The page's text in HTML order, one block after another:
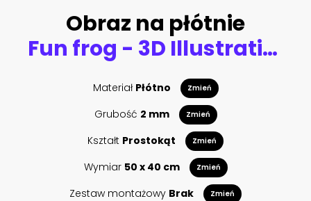
Obraz na płótnie
Fun frog - 3D Illustration
Materiał Płótno Zmień
Grubość 2 mm Zmień
Kształt Prostokąt Zmień
Wymiar 50 x 40 cm Zmień
Zestaw montażowy Brak Zmień